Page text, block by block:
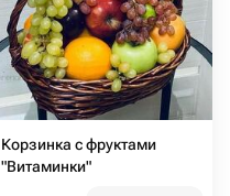
Корзинка с фруктами
"Витаминки"